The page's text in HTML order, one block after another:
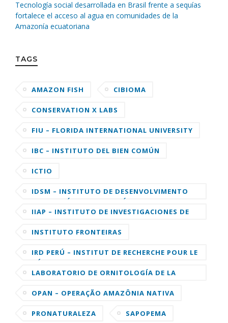
Tecnología social desarrollada en Brasil frente a sequías
fortalece el acceso al agua en comunidades de la
Amazonía ecuatoriana
TAGS
AMAZON FISH CIBIOMA
CONSERVATION X LABS
FIU – FLORIDA INTERNATIONAL UNIVERSITY
IBC – INSTITUTO DEL BIEN COMÚN
ICTIO
IDSM – INSTITUTO DE DESENVOLVIMENTO
SUSTENTÁVEL MAMIRAUÁ
IIAP – INSTITUTO DE INVESTIGACIONES DE
INSTITUTO FRONTEIRAS
IRD PERÚ – INSTITUT DE RECHERCHE POUR LE
DÉVELOPPEMENT
LABORATORIO DE ORNITOLOGÍA DE LA
OPAN – OPERAÇÃO AMAZÔNIA NATIVA
PRONATURALEZA SAPOPEMA